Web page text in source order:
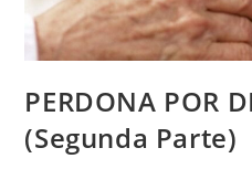
PERDONA POR
(Segunda Parte)